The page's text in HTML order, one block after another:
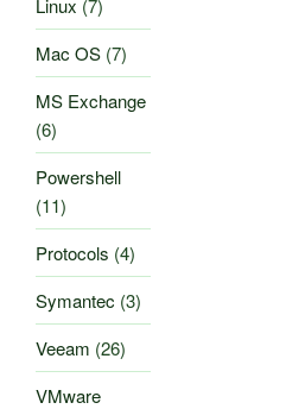
Linux (7)
Mac OS (7)
MS Exchange
(6)
Powershell
(11)
Protocols (4)
Symantec (3)
Veeam (26)
VMware